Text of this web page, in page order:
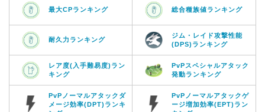
最大CPランキング 総合種族値ランキング
耐久力ランキング
ジム・レイド攻撃性能
(DPS)ランキング
レア度(入手難易度)ラン
キング
PvPスペシャルアタック
発動ランキング
PvPノーマルアタックダ
メージ効率(DPT)ランキ
PvPノーマルアタックゲ
ージ増加効率(EPT)ラン